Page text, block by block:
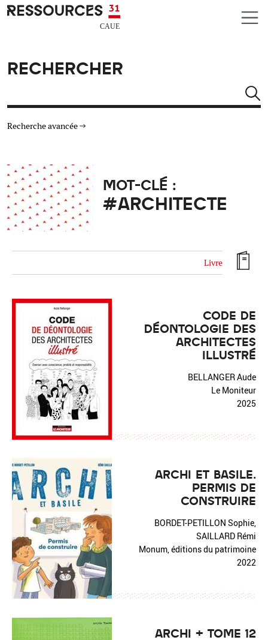
Aller au contenu principal
CAUE RESSOURCES 31
RECHERCHER
Recherche avancée
TYPE DE RESSOURCES
MATÉRIAUX
Réinitialiser Fermer la recherche avancée
MOT-CLÉ :
#ARCHITECTE
Livre
CODE DE
DÉONTOLOGIE DES
ARCHITECTES
ILLUSTRÉ
BELLANGER Aude
Le Moniteur
2025
ARCHI ET BASILE.
PERMIS DE
CONSTRUIRE
BORDET-PETILLON Sophie,
SAILLARD Rémi
Monum, éditions du patrimoine
2022
ARCHI + TOME 12